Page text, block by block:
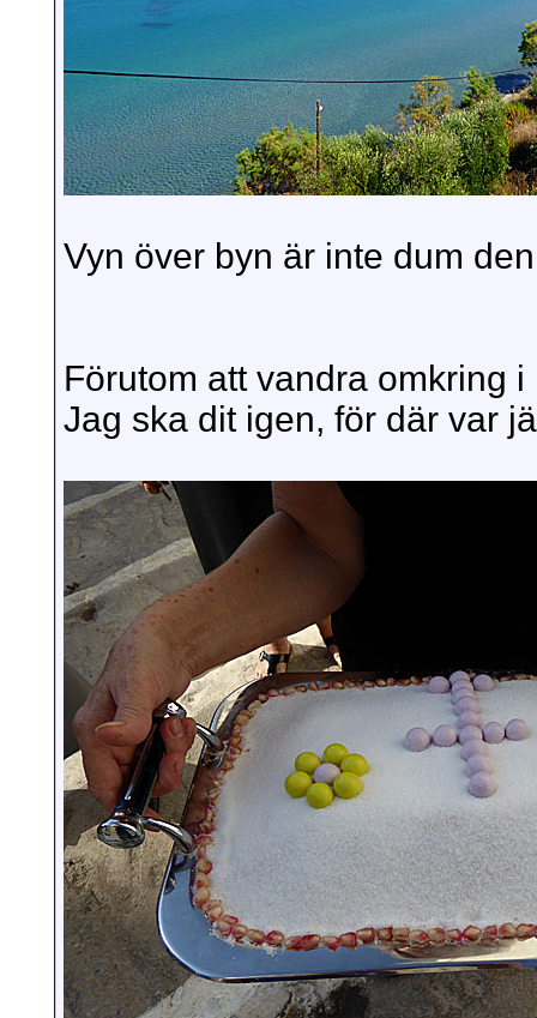
Vyn över byn är inte dum
Förutom att vandra omkring
Jag ska dit igen, för där var